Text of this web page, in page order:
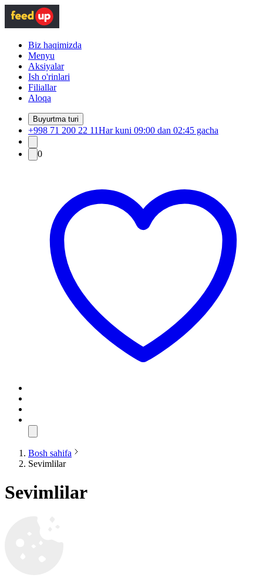
Biz haqimizda
Menyu
Aksiyalar
Ish o'rinlari
Filiallar
Aloqa
Buyurtma turi
+998 71 200 22 11Har kuni 09:00 dan 02:45 gacha
0
Bosh sahifa
Sevimlilar
Sevimlilar